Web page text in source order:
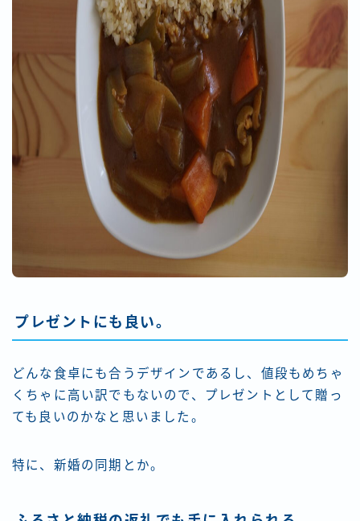
プレゼントにも良い。
どんな食卓にも合うデザインであるし、値段もめちゃ
くちゃに高い訳でもないので、プレゼントとして贈っ
ても良いのかなと思いました。
特に、新婚の同期とか。